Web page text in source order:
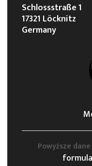
Schlossstraße 1
17321 Löcknitz
Germany
Powyższe